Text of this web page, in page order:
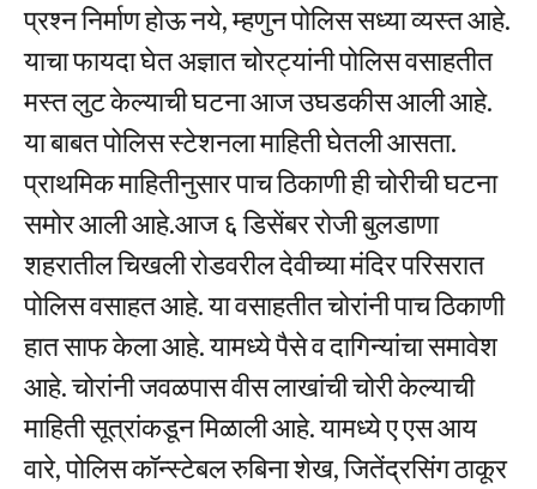
प्रश्न निर्माण होऊ नये, म्हणुन पोलिस सध्या व्यस्त आहे.
याचा फायदा घेत अज्ञात चोरट्यांनी पोलिस वसाहतीत
मस्त लुट केल्याची घटना आज उघडकीस आली आहे.
या बाबत पोलिस स्टेशनला माहिती घेतली आसता.
प्राथमिक माहितीनुसार पाच ठिकाणी ही चोरीची घटना
समोर आली आहे.आज ६ डिसेंबर रोजी बुलडाणा
शहरातील चिखली रोडवरील देवीच्या मंदिर परिसरात
पोलिस वसाहत आहे. या वसाहतीत चोरांनी पाच ठिकाणी
हात साफ केला आहे. यामध्ये पैसे व दागिन्यांचा समावेश
आहे. चोरांनी जवळपास वीस लाखांची चोरी केल्याची
माहिती सूत्रांकडून मिळाली आहे. यामध्ये ए एस आय
वारे, पोलिस कॉन्स्टेबल रुबिना शेख, जितेंद्रसिंग ठाकूर